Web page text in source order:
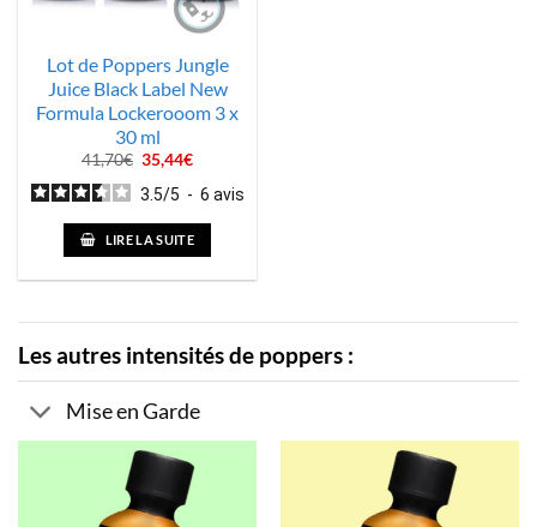
Lot de Poppers Jungle
Juice Black Label New
Formula Lockerooom 3 x
30 ml
41,70€ Le
prix
initial
était :
41,70€.
35,44€Le
actuel
est :
35,44€.
3.5/5 - 6 avis
LIRE LA SUITE
Les autres intensités de poppers :
Mise en Garde